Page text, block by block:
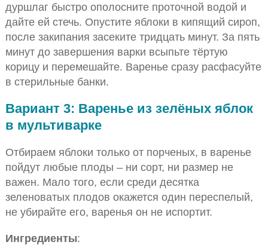
дуршлаг быстро ополосните проточной водой и
дайте ей стечь. Опустите яблоки в кипящий сироп,
после закипания засеките тридцать минут. За пять
минут до завершения варки всыпьте тёртую
корицу и перемешайте. Варенье сразу расфасуйте
в стерильные банки.
Вариант 3: Варенье из зелёных яблок
в мультиварке
Отбираем яблоки только от порченых, в варенье
пойдут любые плоды – ни сорт, ни размер не
важен. Мало того, если среди десятка
зеленоватых плодов окажется один переспелый,
не убирайте его, варенья он не испортит.
Ингредиенты: